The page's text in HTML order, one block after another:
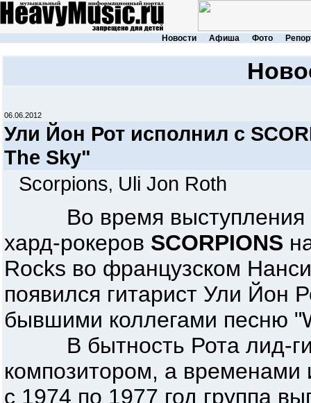
Новости Афиша Фото
06.06.2012
Ули Йон Рот исполнил с
The Sky"
Scorpions, Uli Jon Roth
Во время выступления
хард-рокеров SCORPIONS
Rocks во французском
появился гитарист Ули Йон
бывшими коллегами песню
В бытность Рота лид-
композитором, а временами
с 1974 по 1977 год группа